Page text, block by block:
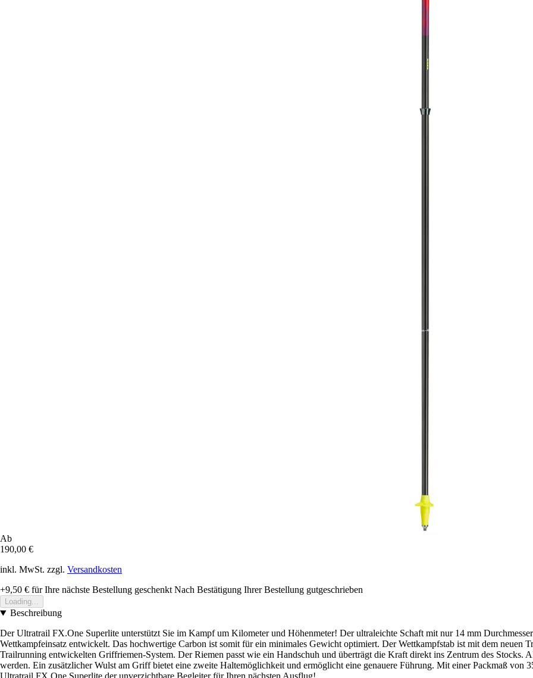
Ab
190,00 €
inkl. MwSt. zzgl. Versandkosten
+9,50 € für Ihre nächste Bestellung geschenkt Nach Bestätigung Ihrer Bestellung gutgeschrieben
Loading...
Beschreibung
Der Ultratrail FX.One Superlite unterstützt Sie im Kampf um Kilometer und Höhenmeter! Der ultraleichte Schaft mit nur 14 mm
Wettkampfeinsatz entwickelt. Das hochwertige Carbon ist somit für ein minimales Gewicht optimiert. Der Wettkampfstab ist mit dem neuen
Trailrunning entwickelten Griffriemen-System. Der Riemen passt wie ein Handschuh und überträgt die Kraft direkt ins Zentrum des Stocks.
werden. Ein zusätzlicher Wulst am Griff bietet eine zweite Haltemöglichkeit und ermöglicht eine genauere Führung. Mit einer Packmaß von